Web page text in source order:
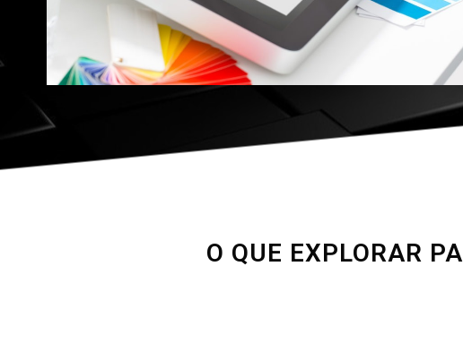
O QUE EXPLORAR